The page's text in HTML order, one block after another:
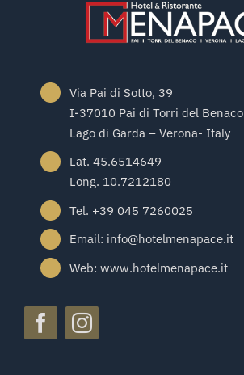
Via Pai di Sotto, 39
I-37010 Pai di Torri del Benaco
Lago di Garda – Verona- Italy
Lat. 45.6514649
Long. 10.7212180
Tel. +39 045 7260025
Email: info@hotelmenapace.it
Web: www.hotelmenapace.it